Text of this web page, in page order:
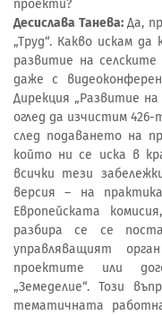
проекти?
Десислава Танева: Да,
„Труд“. Какво искам
развитие на
даже с
Дирекция „Развитие
оглед да изчистим 426-
след подаването на
който ни се иска в
всички тези
версия – на
Европейската
разбира се се
управляващият
проектите или
„Земеделие“. Този
тематичната